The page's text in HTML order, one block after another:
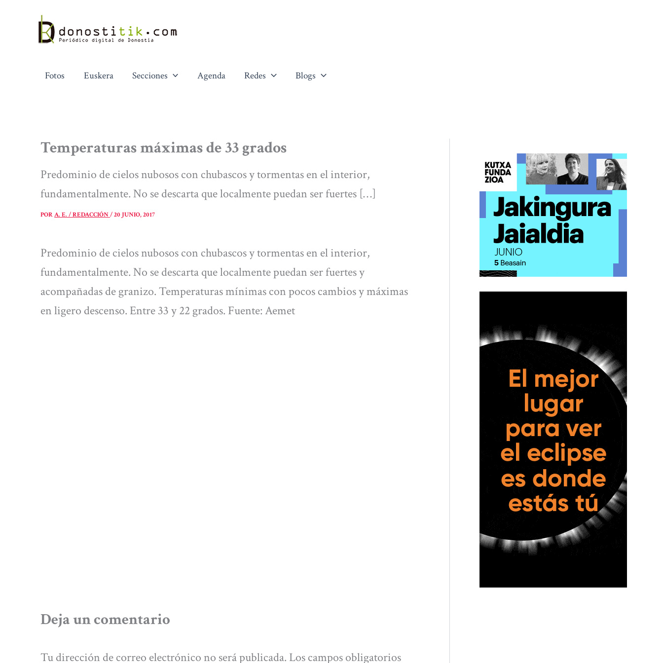
contenido
Fotos Euskera Secciones Agenda Redes Blogs
Temperaturas máximas de 33 grados
Predominio de cielos nubosos con chubascos y tormentas en el interior,
fundamentalmente. No se descarta que localmente puedan ser fuertes […]
PORA. E. / REDACCIÓN/20 JUNIO, 2017
Predominio de cielos nubosos con chubascos y tormentas en el interior,
fundamentalmente. No se descarta que localmente puedan ser fuertes y
acompañadas de granizo. Temperaturas mínimas con pocos cambios y máximas
en ligero descenso. Entre 33 y 22 grados. Fuente: Aemet
Deja un comentario
Tu dirección de correo electrónico no será publicada. Los campos obligatorios